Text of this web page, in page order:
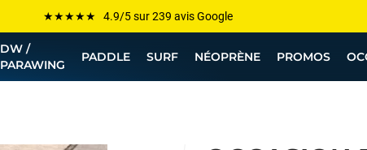
Les plus grandes marques sont chez Funway
Jusqu’à -75% de remise sur le windsurf, wingfoil, etc...
💰 Meilleur prix garanti — Moins cher ailleurs ? On s’aligne !
DW /
PARAWING
PADDLE SURF NÉOPRÈNE PROMOS